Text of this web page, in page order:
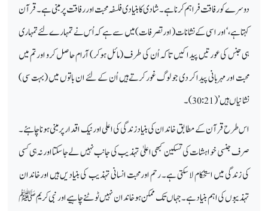
دوسرے کو رفاقت فراہم کرنا ہے۔ شادی کا بنیادی فلسفہ محبت اور رفاقت پر مبنی ہے۔ قرآن
کہتا ہے، ‘اور اسی کے نشانات (اور تصرفات) میں سے ہے کہ اُس نے تمہارے لئے تمہاری
ہی جنس کی عورتیں پیدا کیں تاکہ اُن کی طرف (مائل ہوکر) آرام حاصل کرو اور تم میں
محبت اور مہربانی پیدا کر دی جو لوگ غور کرتے ہیں اُن کے لئے ان باتوں میں (بہت سی)
نشانیاں ہیں’ (30:21)۔
اس طرح قرآن کے مطابق خاندان کی بنیاد زندگی کی اعلی اور نیک اقدار پر مبنی ہونا چاہئے۔
صرف جنسی خواہشات کی تسکین کبھی اعلیٰ تہذیب کی جانب نہیں لے جا سکتا اور نہ ہی کسی
کی زندگی میں استحکام لا سکتی ہے۔ رحم اورمحبت انسانی تہذیب کی بنیاد یں ہیں اورخاندان
تہذیبوں کی اہم بنیا دہے ۔جہاں تک ممکن ہو خاندان نہیں ٹوٹنے چاہیے اور نبی کریم ﷺ